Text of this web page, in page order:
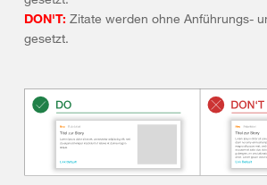
DON'T: Zitate werden ohne Anführungs-
gesetzt.